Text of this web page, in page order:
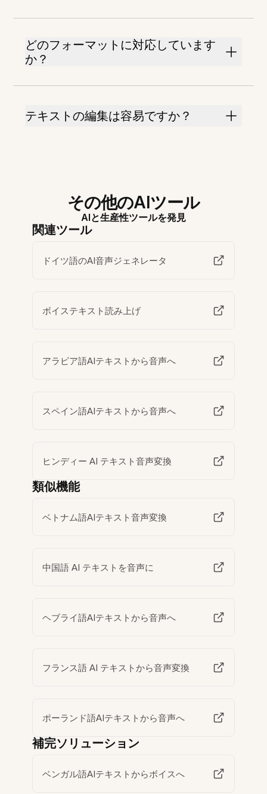
どのフォーマットに対応しています
か？
テキストの編集は容易ですか？
その他のAIツール
AIと生産性ツールを発見
関連ツール
ドイツ語のAI音声ジェネレータ
ボイステキスト読み上げ
アラビア語AIテキストから音声へ
スペイン語AIテキストから音声へ
ヒンディー AI テキスト音声変換
類似機能
ベトナム語AIテキスト音声変換
中国語 AI テキストを音声に
ヘブライ語AIテキストから音声へ
フランス語 AI テキストから音声変換
ポーランド語AIテキストから音声へ
補完ソリューション
ベンガル語AIテキストからボイスへ